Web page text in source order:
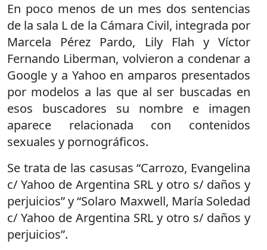
En poco menos de un mes dos sentencias
de la sala L de la Cámara Civil, integrada por
Marcela Pérez Pardo, Lily Flah y Víctor
Fernando Liberman, volvieron a condenar a
Google y a Yahoo en amparos presentados
por modelos a las que al ser buscadas en
esos buscadores su nombre e imagen
aparece relacionada con contenidos
sexuales y pornográficos.
Se trata de las casusas “Carrozo, Evangelina
c/ Yahoo de Argentina SRL y otro s/ daños y
perjuicios” y “Solaro Maxwell, María Soledad
c/ Yahoo de Argentina SRL y otro s/ daños y
perjuicios”.